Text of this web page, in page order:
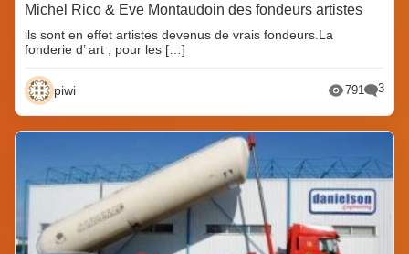
Michel Rico & Eve Montaudoin des fondeurs artistes
ils sont en effet artistes devenus de vrais fondeurs.La
fonderie d’ art , pour les […]
piwi 791 3